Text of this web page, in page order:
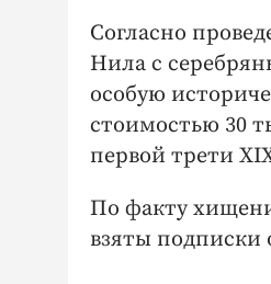
Согласно
Нила с
особую
стоимостью 30
первой трети
По факту
взяты подписки